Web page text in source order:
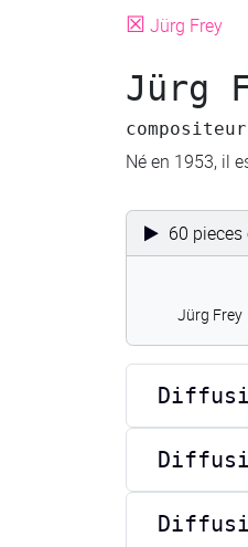
☒ Jürg Frey
Jürg
Né en 1953, il
60
Jürg Frey